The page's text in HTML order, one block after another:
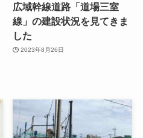
広域幹線道路「道場三室
線」の建設状況を見てきま
した
2023年8月26日